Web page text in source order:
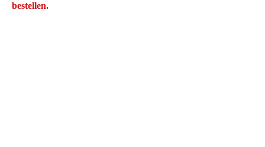
bestellen.